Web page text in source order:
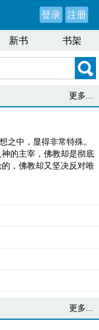
登录 注册
新书 书架
更多...
之中，显得非常特殊。
的主宰，佛教却是彻底
，佛教却又坚决反对唯
更多...